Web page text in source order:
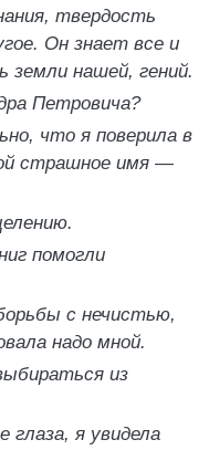
твердость
Он знает все и
земли нашей, гений.
Петровича?
что я поверила в
страшное имя —
помогли
с нечистью,
надо мной.
из
глаза, я увидела